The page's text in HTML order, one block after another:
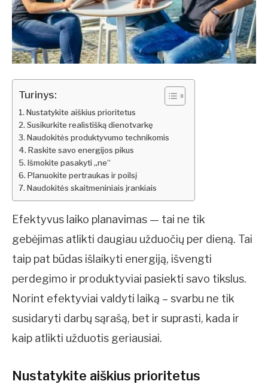
Turinys:
Nustatykite aiškius prioritetus
Susikurkite realistišką dienotvarkę
Naudokitės produktyvumo technikomis
Raskite savo energijos pikus
Išmokite pasakyti „ne“
Planuokite pertraukas ir poilsį
Naudokitės skaitmeniniais įrankiais
Efektyvus laiko planavimas — tai ne tik
gebėjimas atlikti daugiau užduočių per dieną. Tai
taip pat būdas išlaikyti energiją, išvengti
perdegimo ir produktyviai pasiekti savo tikslus.
Norint efektyviai valdyti laiką – svarbu ne tik
susidaryti darbų sąrašą, bet ir suprasti, kada ir
kaip atlikti užduotis geriausiai.
Nustatykite aiškius prioritetus